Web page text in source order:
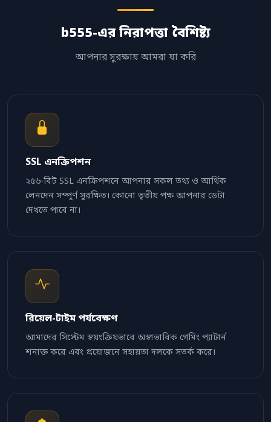
b555-এর নিরাপত্তা বৈশিষ্ট্য
আপনার সুরক্ষায় আমরা যা করি
SSL এনক্রিপশন
২৫৬-বিট SSL এনক্রিপশনে আপনার সকল তথ্য ও আর্থিক
লেনদেন সম্পূর্ণ সুরক্ষিত। কোনো তৃতীয় পক্ষ আপনার ডেটা
দেখতে পাবে না।
রিয়েল-টাইম পর্যবেক্ষণ
আমাদের সিস্টেম স্বয়ংক্রিয়ভাবে অস্বাভাবিক গেমিং প্যাটার্ন
শনাক্ত করে এবং প্রয়োজনে সহায়তা দলকে সতর্ক করে।